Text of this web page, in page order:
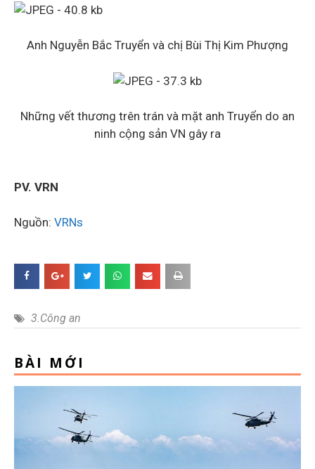
Anh Nguyễn Bắc Truyển và chị Bùi Thị Kim Phượng
Những vết thương trên trán và mặt anh Truyển do an
ninh cộng sản VN gây ra
PV. VRN
Nguồn: VRNs
3.Công an
BÀI MỚI